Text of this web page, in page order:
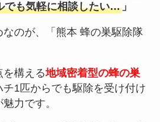
でも気軽に相談したい…」
のが、「熊本 蜂の巣駆除隊
を構える地域密着型の蜂の巣
チ1匹からでも駆除を受け付け
力です。